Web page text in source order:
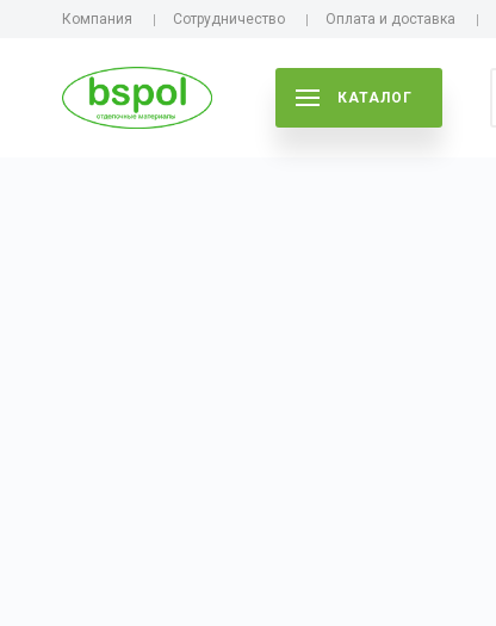
Компания Сотрудничество Оплата и доставка
КАТАЛОГ